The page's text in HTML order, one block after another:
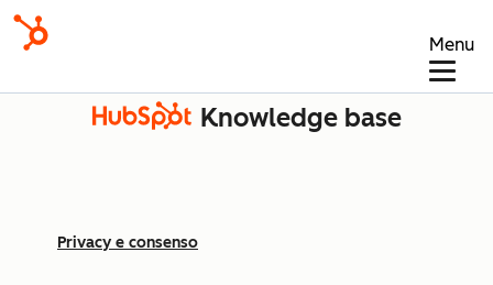
Menu
Knowledge base
Privacy e consenso